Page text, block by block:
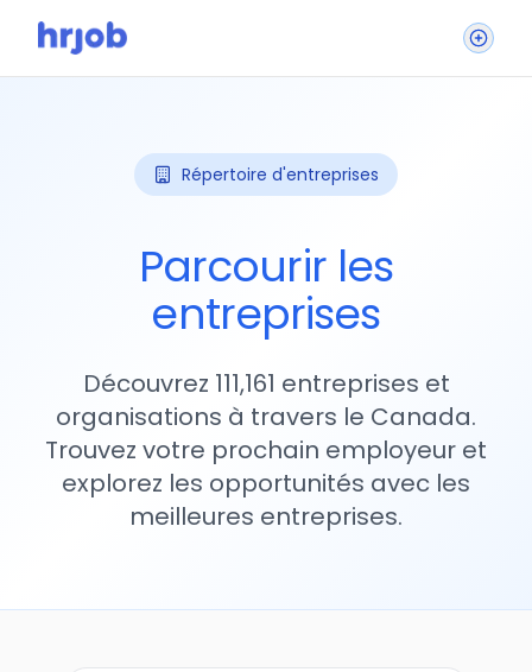
Répertoire d'entreprises
Parcourir les
entreprises
Découvrez 111,161 entreprises et
organisations à travers le Canada.
Trouvez votre prochain employeur et
explorez les opportunités avec les
meilleures entreprises.